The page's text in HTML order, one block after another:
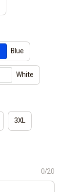
Blue
White
3XL
0/20